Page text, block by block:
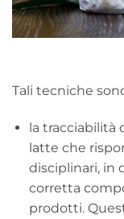
Tali tecniche
la tracciabilità
latte che
disciplinari, in
corretta
prodotti.